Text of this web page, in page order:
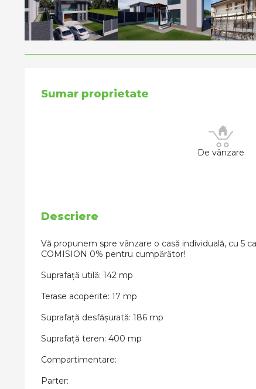
Sumar proprietate
De vânzare
Descriere
Vă propunem spre vânzare o casă individuală, cu 5
COMISION 0% pentru cumpărător!
Suprafață utilă: 142 mp
Terase acoperite: 17 mp
Suprafață desfășurată: 186 mp
Suprafață teren: 400 mp
Compartimentare:
Parter: